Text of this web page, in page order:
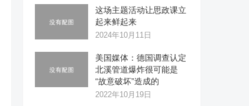
这场主题活动让思政课立
起来鲜起来
2024年10月11日
美国媒体：德国调查认定
北溪管道爆炸很可能是
“故意破坏”造成的
2022年10月19日